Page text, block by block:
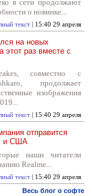
в сети продолжают
о новинке...
текст | 15:40 29 апреля
на новых
этот раз вместе с
совместно с
продолжает
изображения
текст | 15:40 29 апреля
отправится
и США
наши читатели
Realme...
текст | 15:40 29 апреля
Весь блог о софте